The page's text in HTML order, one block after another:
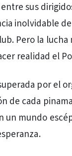
sus
inolvidable
Pero la
realidad el
por el
de cada
un mundo